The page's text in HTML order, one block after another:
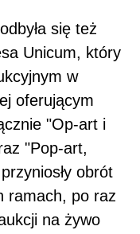
się też
Unicum, który
w
oferującym
"Op-art i
"Pop-art,
obrót
ramach, po raz
na żywo